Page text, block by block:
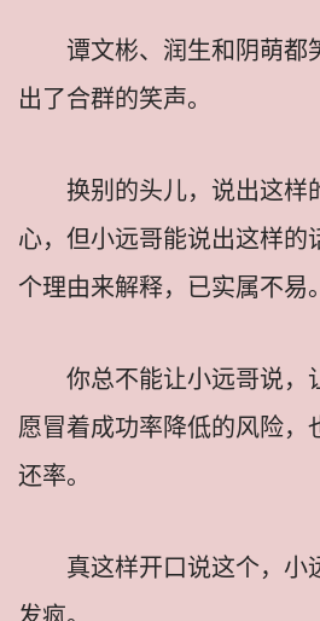
谭文彬、润生和阴萌都
出了合群的笑声。
换别的头儿，说出这样
心，但小远哥能说出这样的
个理由来解释，已实属不易。
你总不能让小远哥说，
愿冒着成功率降低的风险，
还率。
真这样开口说这个，小